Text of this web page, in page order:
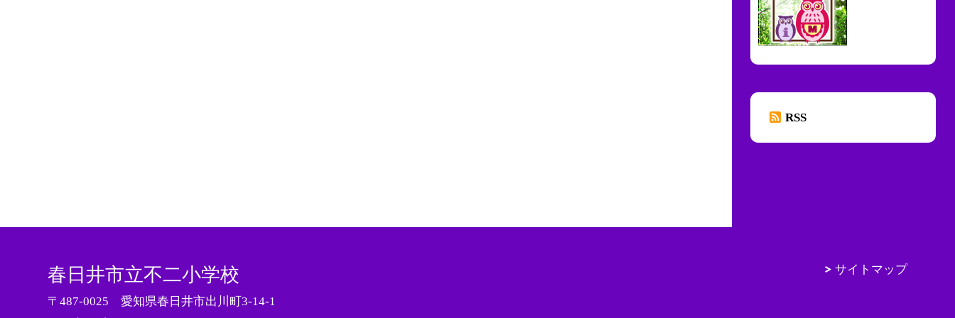
RSS
春日井市立不二小学校
〒487-0025 愛知県春日井市出川町3-14-1
サイトマップ